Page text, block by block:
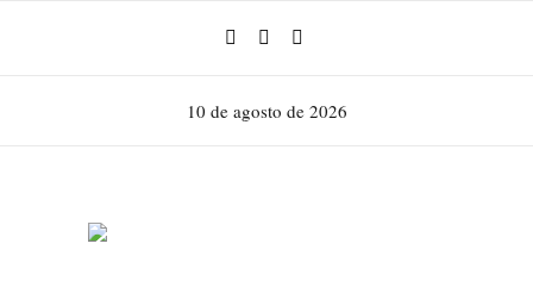
10 de agosto de 2026